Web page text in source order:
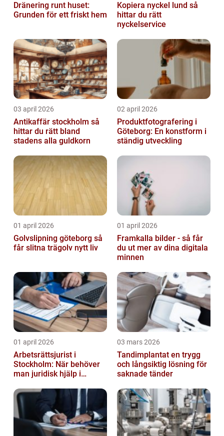
Dränering runt huset:
Grunden för ett friskt hem
Kopiera nyckel lund så
hittar du rätt
nyckelservice
03 april 2026
Antikaffär stockholm så
hittar du rätt bland
stadens alla guldkorn
02 april 2026
Produktfotografering i
Göteborg: En konstform i
ständig utveckling
01 april 2026
Golvslipning göteborg så
får slitna trägolv nytt liv
01 april 2026
Framkalla bilder - så får
du ut mer av dina digitala
minnen
01 april 2026
Arbetsrättsjurist i
Stockholm: När behöver
man juridisk hjälp i
03 mars 2026
Tandimplantat en trygg
och långsiktig lösning för
saknade tänder